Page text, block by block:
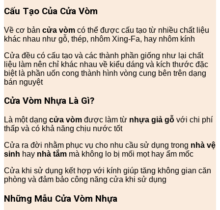
Cấu Tạo Của Cửa Vòm
Về cơ bản cửa vòm có thể được cấu tạo từ nhiều chất liệu
khác nhau như gỗ, thép, nhôm Xing-Fa, hay nhôm kính
Cửa đều có cấu tạo và các thành phần giống như lại chất
liệu làm nên chỉ khác nhau về kiểu dáng và kích thước đặc
biệt là phần uốn cong thành hình vòng cung bên trên dạng
bán nguyệt
Cửa Vòm Nhựa Là Gì?
Là một dạng cửa vòm được làm từ nhựa giả gỗ với chi phí
thấp và có khả năng chịu nước tốt
Cửa ra đời nhằm phục vụ cho nhu cầu sử dụng trong nhà vệ
sinh hay nhà tắm mà không lo bị mối mọt hay ẩm mốc
Cửa khi sử dụng kết hợp với kính giúp tăng không gian căn
phòng và đảm bảo công năng cửa khi sử dụng
Những Mẫu Cửa Vòm Nhựa